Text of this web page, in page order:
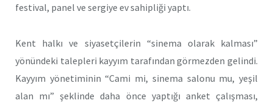
festival, panel ve sergiye ev sahipliği yaptı.
Kent halkı ve siyasetçilerin “sinema olarak kalması”
yönündeki talepleri kayyım tarafından görmezden gelindi.
Kayyım yönetiminin “Cami mi, sinema salonu mu, yeşil
alan mı” şeklinde daha önce yaptığı anket çalışması,